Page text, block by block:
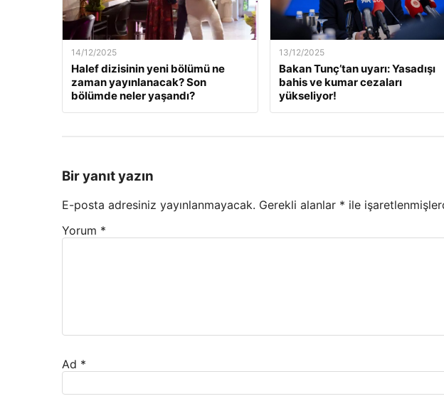
14/12/2025
Halef dizisinin yeni bölümü ne
zaman yayınlanacak? Son
bölümde neler yaşandı?
13/12/2025
Bakan Tunç’tan uyarı: Yasadışı
bahis ve kumar cezaları
yükseliyor!
Bir yanıt yazın
E-posta adresiniz yayınlanmayacak. Gerekli alanlar * ile
Yorum *
Ad *